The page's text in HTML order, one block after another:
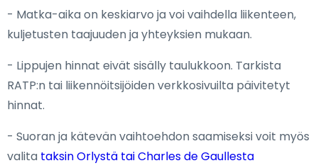
- Matka-aika on keskiarvo ja voi vaihdella liikenteen,
kuljetusten taajuuden ja yhteyksien mukaan.
- Lippujen hinnat eivät sisälly taulukkoon. Tarkista
RATP:n tai liikennöitsijöiden verkkosivuilta päivitetyt
hinnat.
- Suoran ja kätevän vaihtoehdon saamiseksi voit myös
valita taksin Orlystä tai Charles de Gaullesta